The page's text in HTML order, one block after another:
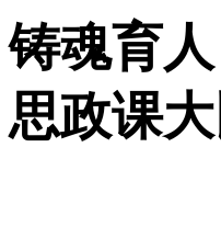
铸魂育
思政课